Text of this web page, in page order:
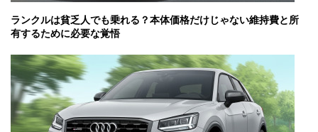
ランクルは貧乏人でも乗れる？本体価格だけじゃない維持費と所
有するために必要な覚悟